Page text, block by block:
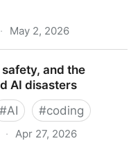
· May 2, 2026
and the
AI disasters
#AI #coding
· Apr 27, 2026